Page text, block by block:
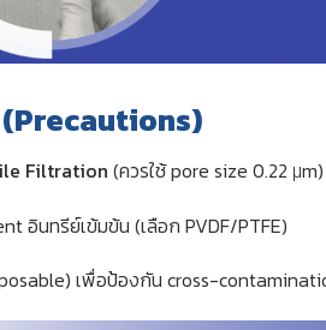
(Precautions)
Filtration (ควรใช้ pore size 0.22 μm)
อินทรีย์เข้มข้น (เลือก PVDF/PTFE)
เพื่อป้องกัน cross-